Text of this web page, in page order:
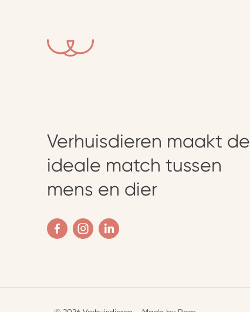
Verhuisdieren maakt de
ideale match tussen
mens en dier